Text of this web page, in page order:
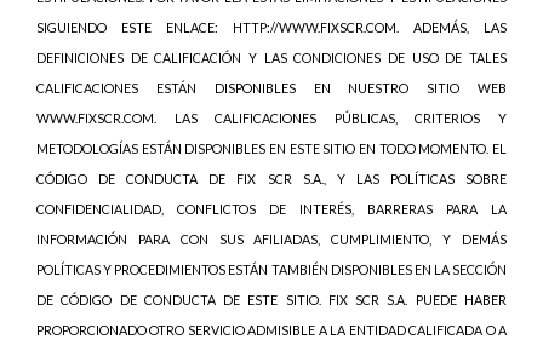
SIGUIENDO ESTE ENLACE: HTTP://WWW.FIXSCR.COM. ADEMÁS, LAS
DEFINICIONES DE CALIFICACIÓN Y LAS CONDICIONES DE USO DE TALES
CALIFICACIONES ESTÁN DISPONIBLES EN NUESTRO SITIO WEB
WWW.FIXSCR.COM. LAS CALIFICACIONES PÚBLICAS, CRITERIOS Y
METODOLOGÍAS ESTÁN DISPONIBLES EN ESTE SITIO EN TODO MOMENTO. EL
CÓDIGO DE CONDUCTA DE FIX SCR S.A., Y LAS POLÍTICAS SOBRE
CONFIDENCIALIDAD, CONFLICTOS DE INTERÉS, BARRERAS PARA LA
INFORMACIÓN PARA CON SUS AFILIADAS, CUMPLIMIENTO, Y DEMÁS
POLÍTICAS Y PROCEDIMIENTOS ESTÁN TAMBIÉN DISPONIBLES EN LA SECCIÓN
DE CÓDIGO DE CONDUCTA DE ESTE SITIO. FIX SCR S.A. PUEDE HABER
PROPORCIONADO OTRO SERVICIO ADMISIBLE A LA ENTIDAD CALIFICADA O A